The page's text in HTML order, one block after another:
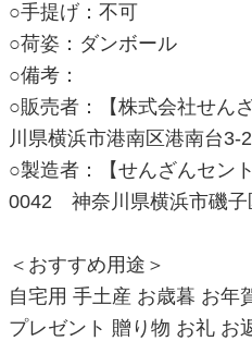
○手提げ：不可
○荷姿：ダンボール
○備考：
○販売者：【株式会社せん
川県横浜市港南区港南台3-
○製造者：【せんざんセン
0042 神奈川県横浜市磯子
＜おすすめ用途＞
自宅用 手土産 お歳暮 お年
プレゼント 贈り物 お礼 お